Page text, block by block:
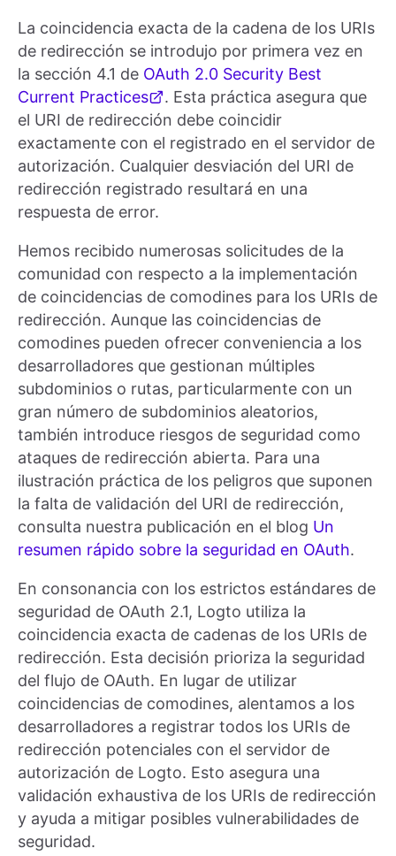
La coincidencia exacta de la cadena de los URIs
de redirección se introdujo por primera vez en
la sección 4.1 de OAuth 2.0 Security Best
Current Practices
. Esta práctica asegura que
el URI de redirección debe coincidir
exactamente con el registrado en el servidor de
autorización. Cualquier desviación del URI de
redirección registrado resultará en una
respuesta de error.
Hemos recibido numerosas solicitudes de la
comunidad con respecto a la implementación
de coincidencias de comodines para los URIs de
redirección. Aunque las coincidencias de
comodines pueden ofrecer conveniencia a los
desarrolladores que gestionan múltiples
subdominios o rutas, particularmente con un
gran número de subdominios aleatorios,
también introduce riesgos de seguridad como
ataques de redirección abierta. Para una
ilustración práctica de los peligros que suponen
la falta de validación del URI de redirección,
consulta nuestra publicación en el blog Un
resumen rápido sobre la seguridad en OAuth.
En consonancia con los estrictos estándares de
seguridad de OAuth 2.1, Logto utiliza la
coincidencia exacta de cadenas de los URIs de
redirección. Esta decisión prioriza la seguridad
del flujo de OAuth. En lugar de utilizar
coincidencias de comodines, alentamos a los
desarrolladores a registrar todos los URIs de
redirección potenciales con el servidor de
autorización de Logto. Esto asegura una
validación exhaustiva de los URIs de redirección
y ayuda a mitigar posibles vulnerabilidades de
seguridad.